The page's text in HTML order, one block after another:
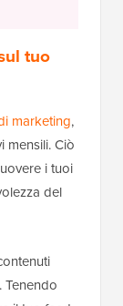
tuo
marketing,
mensili. Ciò
i tuoi
del